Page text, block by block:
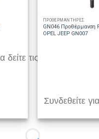
δείτε τις τιμές
ΠΡΟΘΕΡΜΑΝΤΗΡΕΣ
GN046 Προθέρμανση
OPEL JEEP GN007
Συνδεθείτε